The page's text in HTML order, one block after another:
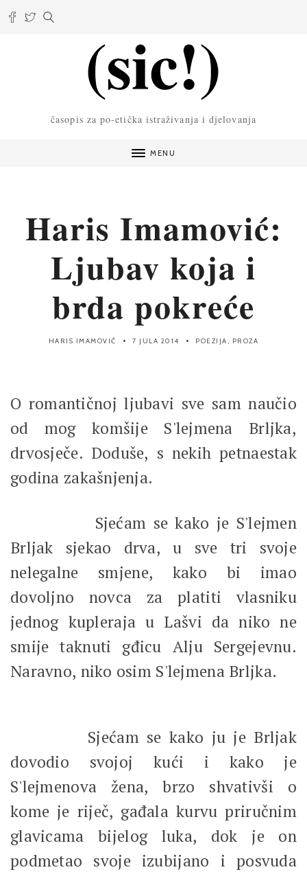
časopis za po-etička istraživanja i djelovanja
MENU
Haris Imamović:
Ljubav koja i
brda pokreće
HARIS IMAMOVIĆ 7 JULA 2014 POEZIJA , PROZA
O romantičnoj ljubavi sve sam naučio
od mog komšije S'lejmena Brljka,
drvosječe. Doduše, s nekih petnaestak
godina zakašnjenja.
Sjećam se kako je S'lejmen
Brljak sjekao drva, u sve tri svoje
nelegalne smjene, kako bi imao
dovoljno novca za platiti vlasniku
jednog kupleraja u Lašvi da niko ne
smije taknuti gđicu Alju Sergejevnu.
Naravno, niko osim S'lejmena Brljka.
Sjećam se kako ju je Brljak
dovodio svojoj kući i kako je
S'lejmenova žena, brzo shvativši o
kome je riječ, gađala kurvu priručnim
glavicama bijelog luka, dok je on
podmetao svoje izubijano i posvuda